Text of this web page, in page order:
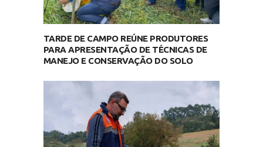
TARDE DE CAMPO REÚNE PRODUTORES
PARA APRESENTAÇÃO DE TÉCNICAS DE
MANEJO E CONSERVAÇÃO DO SOLO